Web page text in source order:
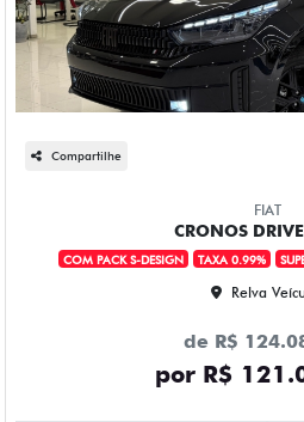
Compartilhe
FIAT
CRONOS
COM PACK S-DESIGN TAXA 0.99%
Relva
de R$
por R$